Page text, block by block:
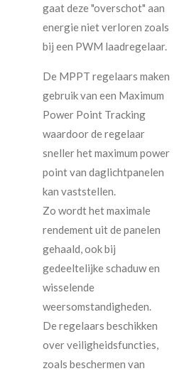
gaat deze "overschot" aan
energie niet verloren zoals
bij een PWM laadregelaar.
De MPPT regelaars maken
gebruik van een Maximum
Power Point Tracking
waardoor de regelaar
sneller het maximum power
point van daglichtpanelen
kan vaststellen.
Zo wordt het maximale
rendement uit de panelen
gehaald, ook bij
gedeeltelijke schaduw en
wisselende
weersomstandigheden.
De regelaars beschikken
over veiligheidsfuncties,
zoals beschermen van